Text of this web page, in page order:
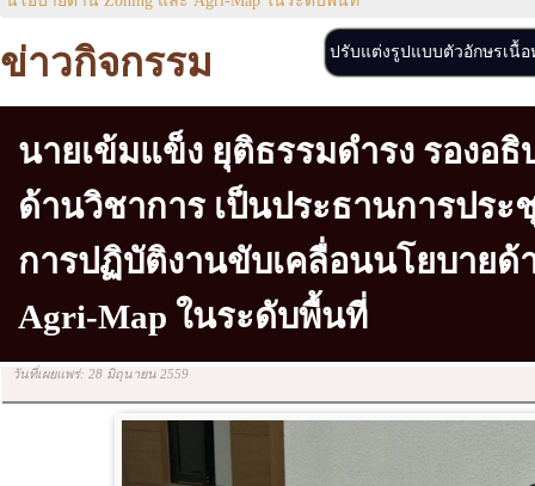
ข่าวกิจกรรม
นายเข้มแข็ง ยุติธรรมดำรง รอง
ด้านวิชาการ เป็นประธานการประ
การปฏิบัติงานขับเคลื่อนนโยบายด้
Agri-Map ในระดับพื้นที่
วันที่เผยแพร่: 28 มิถุนายน 2559
ปรับแต่งรูปแบบตัวอักษรเ